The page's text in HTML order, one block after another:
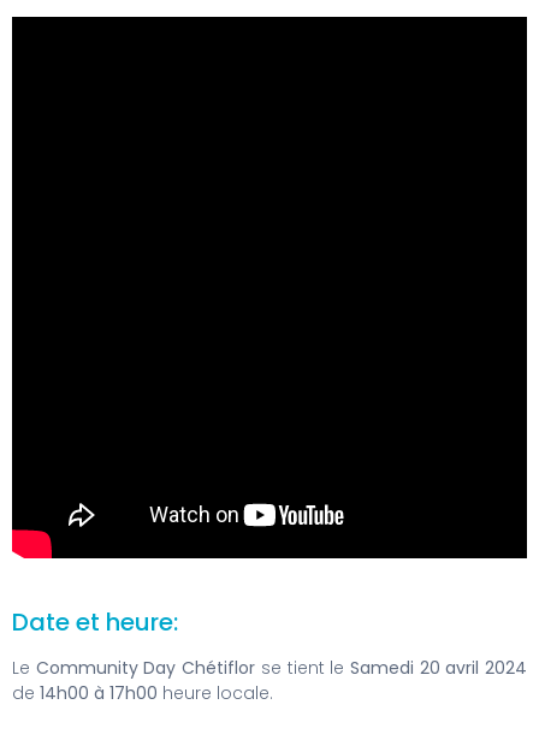
Date et heure:
Le Community Day Chétiflor se tient le Samedi 20 avril 2024
de 14h00 à 17h00 heure locale.